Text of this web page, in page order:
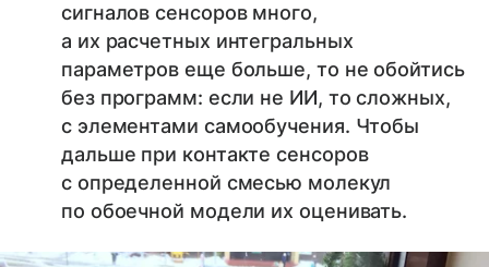
сигналов сенсоров много,
а их расчетных интегральных
параметров еще больше, то не обойтись
без программ: если не ИИ, то сложных,
с элементами самообучения. Чтобы
дальше при контакте сенсоров
с определенной смесью молекул
по обоечной модели их оценивать.